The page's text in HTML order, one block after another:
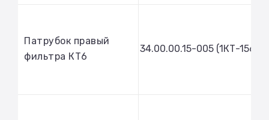
Патрубок правый
фильтра КТ6
34.00.00.15-005 (1КТ-156)